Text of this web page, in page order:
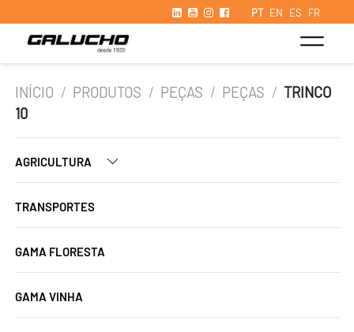
PT EN ES FR
INÍCIO / PRODUTOS / PEÇAS / PEÇAS / TRINCO
10
AGRICULTURA
TRANSPORTES
GAMA FLORESTA
GAMA VINHA